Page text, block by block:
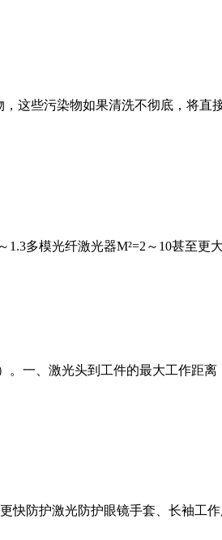
这些污染物如果清洗不彻底，将直
多模光纤激光器M²=2～10甚至更
一、激光头到工件的最大工作距
快防护激光防护眼镜手套、长袖工